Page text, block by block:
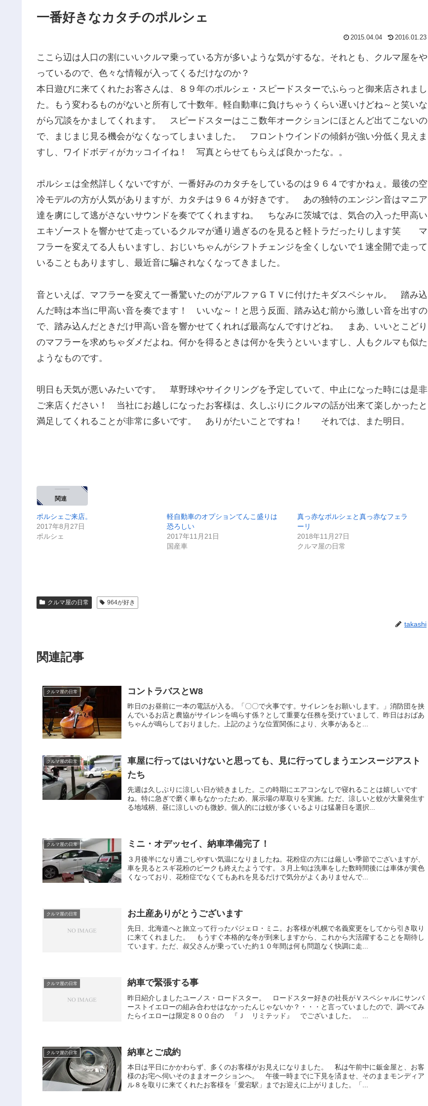
一番好きなカタチのポルシェ
2015.04.04 2016.01.23
ここら辺は人口の割にいいクルマ乗っている方が多いような気がするな。それとも、クルマ屋をや
っているので、色々な情報が入ってくるだけなのか？
本日遊びに来てくれたお客さんは、８９年のポルシェ・スピードスターでふらっと御来店されまし
た。もう変わるものがないと所有して十数年。軽自動車に負けちゃうくらい遅いけどね～と笑いな
がら冗談をかましてくれます。 スピードスターはここ数年オークションにほとんど出てこないの
で、まじまじ見る機会がなくなってしまいました。 フロントウインドの傾斜が強い分低く見えま
すし、ワイドボディがカッコイイね！ 写真とらせてもらえば良かったな。。
ポルシェは全然詳しくないですが、一番好みのカタチをしているのは９６４ですかねぇ。最後の空
冷モデルの方が人気がありますが、カタチは９６４が好きです。 あの独特のエンジン音はマニア
達を虜にして逃がさないサウンドを奏でてくれますね。 ちなみに茨城では、気合の入った甲高い
エキゾーストを響かせて走っているクルマが通り過ぎるのを見ると軽トラだったりします笑 マ
フラーを変えてる人もいますし、おじいちゃんがシフトチェンジを全くしないで１速全開で走って
いることもありますし、最近音に騙されなくなってきました。
音といえば、マフラーを変えて一番驚いたのがアルファＧＴＶに付けたキダスペシャル。 踏み込
んだ時は本当に甲高い音を奏でます！ いいな～！と思う反面、踏み込む前から激しい音を出すの
で、踏み込んだときだけ甲高い音を響かせてくれれば最高なんですけどね。 まあ、いいとこどり
のマフラーを求めちゃダメだよね。何かを得るときは何かを失うといいますし、人もクルマも似た
ようなものです。
明日も天気が悪いみたいです。 草野球やサイクリングを予定していて、中止になった時には是非
ご来店ください！ 当社にお越しになったお客様は、久しぶりにクルマの話が出来て楽しかったと
満足してくれることが非常に多いです。 ありがたいことですね！ それでは、また明日。
関連
ポルシェご来店。
2017年8月27日
ポルシェ
軽自動車のオプションてんこ盛りは
恐ろしい
2017年11月21日
国産車
真っ赤なポルシェと真っ赤なフェラ
ーリ
2018年11月27日
クルマ屋の日常
クルマ屋の日常 964が好き
takashi
関連記事
クルマ屋の日常 コントラバスとW8
昨日のお昼前に一本の電話が入る。「〇〇で火事です。サイレンをお願いします。」消防団を挟
んでいるお店と農協がサイレンを鳴らす係？として重要な任務を受けていまして、昨日はおばあ
ちゃんが鳴らしておりました。上記のような位置関係により、火事があると...
クルマ屋の日常
車屋に行ってはいけないと思っても、見に行ってしまうエンスージアスト
たち
先週は久しぶりに涼しい日が続きました。この時期にエアコンなしで寝れることは嬉しいです
ね。特に急ぎで磨く車もなかったため、展示場の草取りを実施。ただ、涼しいと蚊が大量発生す
る地域柄、昼に涼しいのも微妙。個人的には蚊が多くいるよりは猛暑日を選択...
クルマ屋の日常 ミニ・オデッセイ、納車準備完了！
３月後半になり過ごしやすい気温になりましたね。花粉症の方には厳しい季節でございますが、
車を見るとスギ花粉のピークも終えたようです。３月上旬は洗車をした数時間後には車体が黄色
くなっており、花粉症でなくてもあれを見るだけで気分がよくありませんで...
クルマ屋の日常 お土産ありがとうございます
先日、北海道へと旅立って行ったパジェロ・ミニ。お客様が札幌で名義変更をしてから引き取り
に来てくれました。 もうすぐ本格的な冬が到来しますから、これから大活躍することを期待し
ています。ただ、叔父さんが乗っていた約１０年間は何も問題なく快調に走...
クルマ屋の日常 納車で緊張する事
昨日紹介しましたユーノス・ロードスター。 ロードスター好きの社長がＶスペシャルにサンバ
ーストイエローの組み合わせはなかったんじゃないか？・・・と言っていましたので、調べてみ
たらイエローは限定８００台の 『Ｊ リミテッド』 でございました。 ...
クルマ屋の日常 納車とご成約
本日は平日にかかわらず、多くのお客様がお見えになりました。 私は午前中に鈑金屋と、お客
様のお宅へ伺いそのままオークションへ。 午後一時までに下見を済ませ、そのままモンディア
ル８を取りに来てくれたお客様を「愛宕駅」までお迎えに上がりました。「...